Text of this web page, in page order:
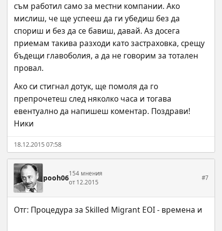
съм работил само за местни компании. Ако
мислиш, че ще успееш да ги убедиш без да
спориш и без да се бавиш, давай. Аз досега
приемам такива разходи като застраховка, срещу
бъдещи главоболия, а да не говорим за тотален
провал.
Ако си стигнал дотук, ще помоля да го
препрочетеш след няколко часа и тогава
евентуално да напишеш коментар. Поздрави!
Ники
18.12.2015 07:58
pooh06154 мнения
от 12.2015
#7